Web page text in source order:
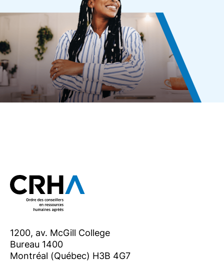
1200, av. McGill College
Bureau 1400
Montréal (Québec) H3B 4G7